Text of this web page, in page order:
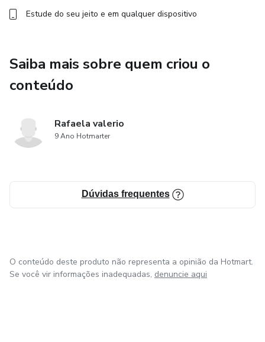
Estude do seu jeito e em qualquer dispositivo
Saiba mais sobre quem criou o
conteúdo
Rafaela valerio
9 Ano Hotmarter
Dúvidas frequentes
O conteúdo deste produto não representa a opinião da Hotmart.
Se você vir informações inadequadas, denuncie aqui